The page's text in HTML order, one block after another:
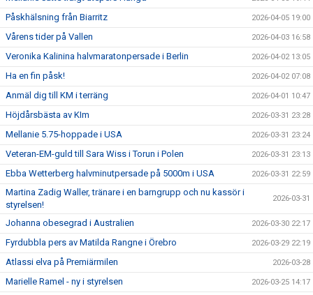
Påskhälsning från Biarritz 2026-04-05 19:00
Vårens tider på Vallen 2026-04-03 16:58
Veronika Kalinina halvmaratonpersade i Berlin 2026-04-02 13:05
Ha en fin påsk! 2026-04-02 07:08
Anmäl dig till KM i terräng 2026-04-01 10:47
Höjdårsbästa av KIm 2026-03-31 23:28
Mellanie 5.75-hoppade i USA 2026-03-31 23:24
Veteran-EM-guld till Sara Wiss i Torun i Polen 2026-03-31 23:13
Ebba Wetterberg halvminutpersade på 5000m i USA 2026-03-31 22:59
Martina Zadig Waller, tränare i en barngrupp och nu kassör i
styrelsen!
2026-03-31
Johanna obesegrad i Australien 2026-03-30 22:17
Fyrdubbla pers av Matilda Rangne i Örebro 2026-03-29 22:19
Atlassi elva på Premiärmilen 2026-03-28
Marielle Ramel - ny i styrelsen 2026-03-25 14:17